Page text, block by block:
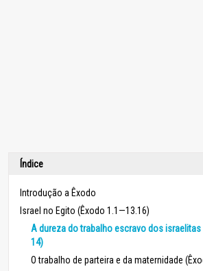
Índice
Introdução a Êxodo
Israel no Egito (Êxodo 1.1—13.16)
A dureza do trabalho escravo dos israelitas
14)
O trabalho de parteira e da maternidade